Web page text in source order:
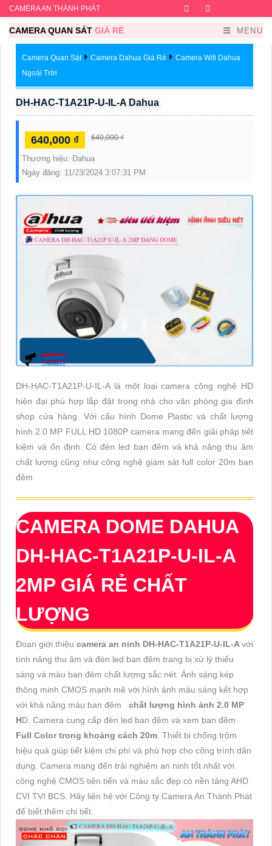
CAMERA AN THÀNH PHÁT Facebook
CAMERA QUAN SÁT GIÁ RẺ MENU
Camera Quan Sát Camera Dahua Giá Rẻ
Camera Wifi Dahua
Ngoài Trời
DH-HAC-T1A21P-U-IL-A Dahua
640,000 ₫ 640,000 ₫
Thương hiệu: Dahua
Ngày đăng: 11/23/2024 3:07:31 PM
DH-HAC-T1A21P-U-IL-A là một loại camera công nghệ HD
hiện đại phù hợp lắp đặt trong nhà cho văn phòng gia đình
shop cửa hàng. Với cấu hình Dome Plastic và chất lượng
hình 2.0 MP FULL HD 1080P camera mang đến giải pháp tiết
kiệm và ổn định. Có đèn led ban đêm và khả năng thu âm
chất lượng cũng như công nghệ giám sát full color 20m ban
đêm
CAMERA DOME DAHUA
DH-HAC-T1A21P-U-IL-A
2MP GIÁ RẺ CHẤT
LƯỢNG
Đoạn giới thiệu camera an ninh DH-HAC-T1A21P-U-IL-Avới
tính năng thu âm và đèn led ban đêm trang bị xử lý thiếu
sáng và màu ban đêm chất lượng sắc nét. Ánh sáng kép
thông minh CMOS mạnh mẽ với hình ảnh màu sáng kết hợp
với khả năng màu ban đêm chất lượng hình ảnh 2.0 MP
HD. Camera cung cấp đèn led ban đêm và xem ban đêm
Full Color trong khoảng cách 20m . Thiết bị chống trộm
hiệu quả giúp tiết kiệm chi phí và phù hợp cho công trình dân
dụng. Camera mang đến trải nghiệm an ninh tốt nhất với
công nghệ CMOS tiên tiến và màu sắc đẹp có nền tảng AHD
CVI TVI BCS. Hãy liên hệ với Công ty Camera An Thành Phát
để biết thêm chi tiết.